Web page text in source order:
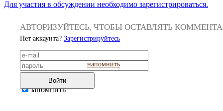
Для участия в обсуждении необходимо зарегистрироваться.
АВТОРИЗУЙТЕСЬ, ЧТОБЫ ОСТАВЛЯТЬ
Нет аккаунта? Зарегистрируйтесь
напомнить
Войти
запомнить